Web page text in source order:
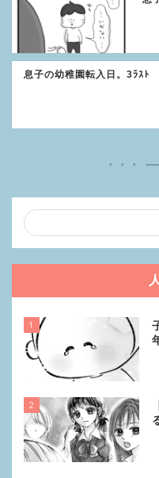
息子の幼稚園転入日。3ﾗｽﾄ
1
2